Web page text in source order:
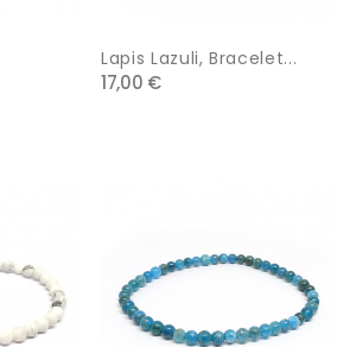
Lapis Lazuli, Bracelet...
17,00 €